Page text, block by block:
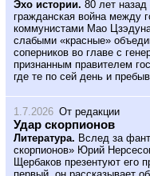
Эхо истории. 80 лет
гражданская война между
коммунистами Мао
слабыми «красные»
соперников во главе с
признанным правителем
где те по сей день и
1.7.2026 От редакции
Удар скорпионов
Литература. Вслед за
скорпионов» Юрий
Щербаков презентуют его